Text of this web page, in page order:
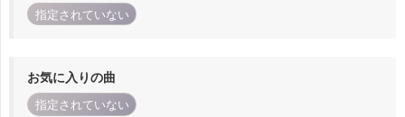
指定されていない
お気に入りの曲
指定されていない